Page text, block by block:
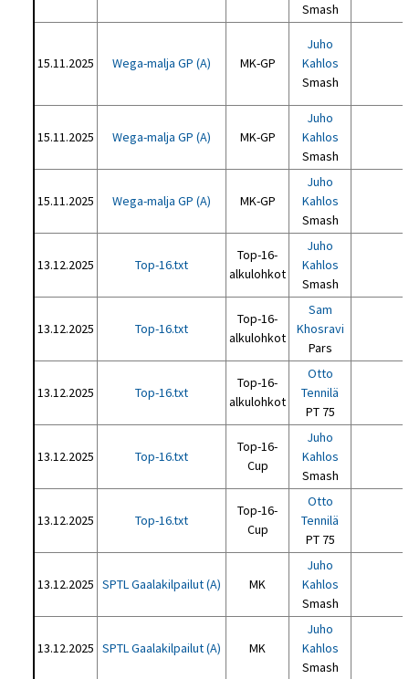
Smash
15.11.2025 Wega-malja GP (A) MK-GP
Juho
Kahlos
Smash
15.11.2025 Wega-malja GP (A) MK-GP
Juho
Kahlos
Smash
15.11.2025 Wega-malja GP (A) MK-GP
Juho
Kahlos
Smash
13.12.2025 Top-16.txt
Top-16-
alkulohkot
Juho
Kahlos
Smash
13.12.2025 Top-16.txt
Top-16-
alkulohkot
Sam
Khosravi
Pars
13.12.2025 Top-16.txt
Top-16-
alkulohkot
Otto
Tennilä
PT 75
13.12.2025 Top-16.txt
Top-16-
Cup
Juho
Kahlos
Smash
13.12.2025 Top-16.txt
Top-16-
Cup
Otto
Tennilä
PT 75
13.12.2025 SPTL Gaalakilpailut (A) MK
Juho
Kahlos
Smash
13.12.2025 SPTL Gaalakilpailut (A) MK
Juho
Kahlos
Smash